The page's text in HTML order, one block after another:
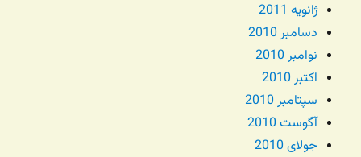
ژانویه 2011
دسامبر 2010
نوامبر 2010
اکتبر 2010
سپتامبر 2010
آگوست 2010
جولای 2010